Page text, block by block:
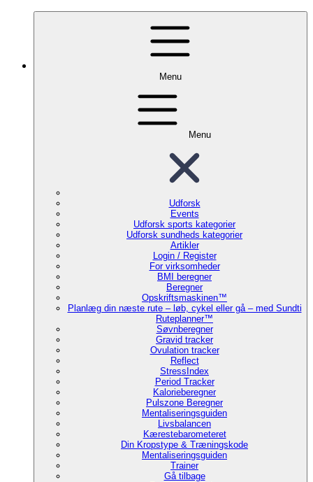
Menu
Menu
Udforsk
Events
Udforsk sports kategorier
Udforsk sundheds kategorier
Artikler
Login / Register
For virksomheder
BMI beregner
Beregner
Opskriftsmaskinen™
Planlæg din næste rute – løb, cykel eller gå – med Sundti
Ruteplanner™
Søvnberegner
Gravid tracker
Ovulation tracker
Reflect
StressIndex
Period Tracker
Kalorieberegner
Pulszone Beregner
Mentaliseringsguiden
Livsbalancen
Kærestebarometeret
Din Kropstype & Træningskode
Mentaliseringsguiden
Trainer
Gå tilbage